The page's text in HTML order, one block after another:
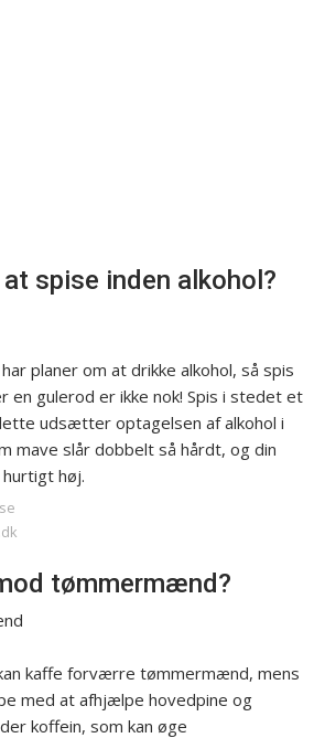
spise inden alkohol?
planer om at drikke alkohol, så spis
en gulerod er ikke nok! Spis i stedet et
udsætter optagelsen af alkohol i
mave slår dobbelt så hårdt, og din
høj.
tømmermænd?
kaffe forværre tømmermænd, mens
med at afhjælpe hovedpine og
koffein, som kan øge